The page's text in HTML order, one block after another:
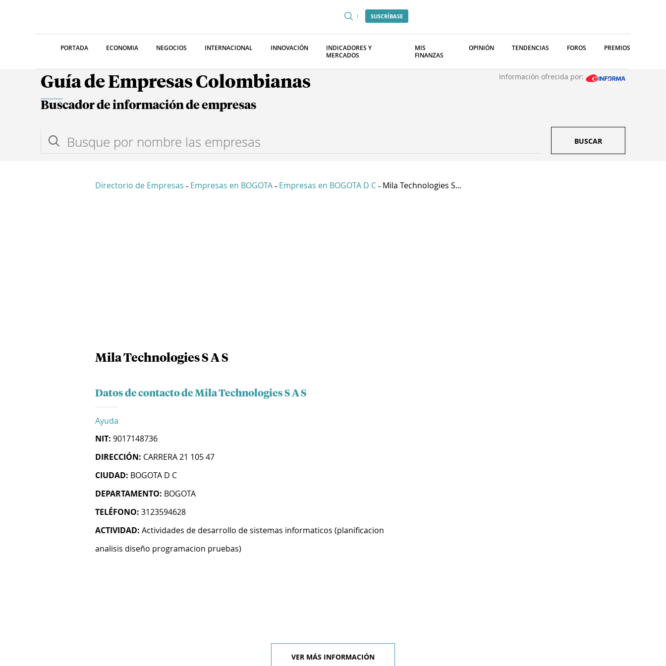
SUSCRÍBASE
PORTADA ECONOMIA NEGOCIOS INTERNACIONAL INNOVACIÓN
INDICADORES Y
MERCADOS
MIS
FINANZAS
OPINIÓN TENDENCIAS FOROS PREMIOS
Guía de Empresas Colombianas Información ofrecida por:
Buscador de información de empresas
BUSCAR
Directorio de Empresas - Empresas en BOGOTA - Empresas en BOGOTA D C - Mila Technologies S...
Mila Technologies S A S
Datos de contacto de Mila Technologies S A S
Ayuda
NIT: 9017148736
DIRECCIÓN: CARRERA 21 105 47
CIUDAD: BOGOTA D C
DEPARTAMENTO: BOGOTA
TELÉFONO: 3123594628
ACTIVIDAD: Actividades de desarrollo de sistemas informaticos (planificacion
analisis diseño programacion pruebas)
VER MÁS INFORMACIÓN